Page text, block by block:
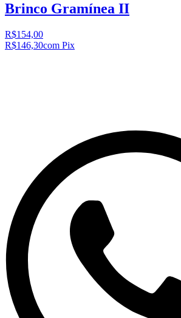
Brinco Gramínea II
R$154,00
R$146,30com Pix